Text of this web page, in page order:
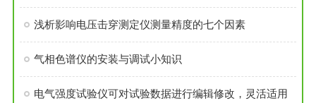
浅析影响电压击穿测定仪测量精度的七个因素
气相色谱仪的安装与调试小知识
电气强度试验仪可对试验数据进行编辑修改，灵活适用